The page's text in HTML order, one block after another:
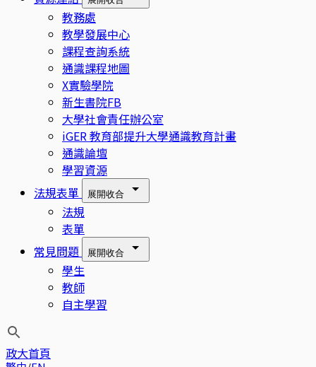
教務處
教學發展中心
課程查詢系統
通識課程地圖
X實驗學院
新生書院FB
大學社會責任辦公室
iGER 教育部提升大學通識教育計畫
通識論壇
學習資源
法規表單
展開收合
法規
表單
常見問題
展開收合
學生
教師
自主學習
政大首頁